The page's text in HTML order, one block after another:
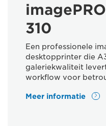
310
Een professionele
desktopprinter die
galeriekwaliteit
workflow voor
Meer informatie